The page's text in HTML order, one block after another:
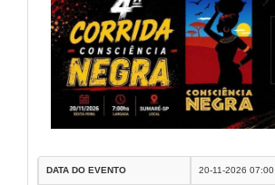
DATA DO EVENTO 20-11-2026 07:00